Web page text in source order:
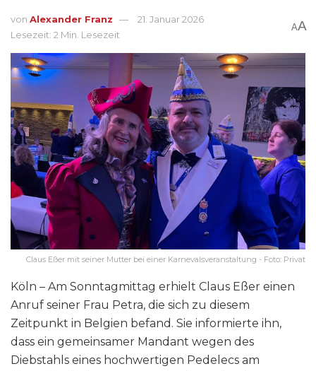
von Alexander Franz
21. Januar 2026
Lesezeit: 2 Min. Lesezeit
AA
Claus Eßer mit seiner Mutter bei einer Karnevalsveranstaltung - Foto: Privat
Köln – Am Sonntagmittag erhielt Claus Eßer einen
Anruf seiner Frau Petra, die sich zu diesem
Zeitpunkt in Belgien befand. Sie informierte ihn,
dass ein gemeinsamer Mandant wegen des
Diebstahls eines hochwertigen Pedelecs am